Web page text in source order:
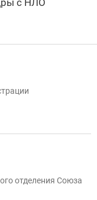
с НЛО
отделения Союза